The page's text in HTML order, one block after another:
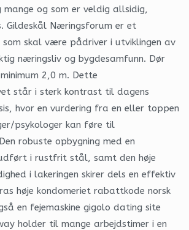
mange og som er veldig allsidig,
Gildeskål Næringsforum er et
som skal være pådriver i utviklingen av
næringsliv og bygdesamfunn. Dør
2,0 m. Dette
står i sterk kontrast til dagens
hvor en vurdering fra en eller toppen
psykologer kan føre til
robuste opbygning med en
i rustfrit stål, samt den høje
i lakeringen skirer dels en effektiv
høje kondomeriet rabattkode norsk
en fejemaskine gigolo dating site
holder til mange arbejdstimer i en